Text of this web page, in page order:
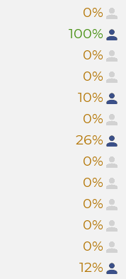
0%
100%
0%
0%
10%
0%
26%
0%
0%
0%
0%
0%
12%